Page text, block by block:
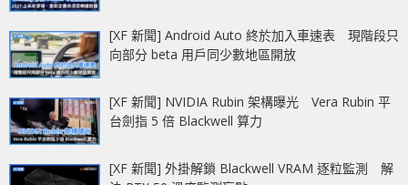
[XF 新聞] Android Auto 終於加入車速表 現階段只
向部分 beta 用戶同少數地區開放
[XF 新聞] NVIDIA Rubin 架構曝光 Vera Rubin 平
台劍指 5 倍 Blackwell 算力
[XF 新聞] 外掛解鎖 Blackwell VRAM 逐粒監測 解